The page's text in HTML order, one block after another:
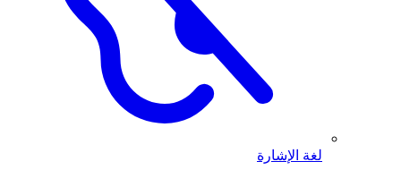
لغة الإشارة